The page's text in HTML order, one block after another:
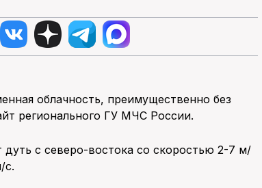
облачность, преимущественно без
регионального ГУ МЧС России.
с северо-востока со скоростью 2-7 м/
с.